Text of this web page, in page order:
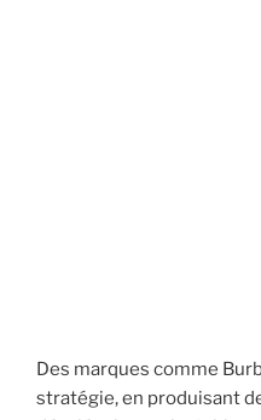
Des marques comme
stratégie, en produisant